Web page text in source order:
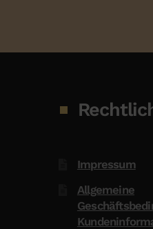
Impressum
Allgemeine